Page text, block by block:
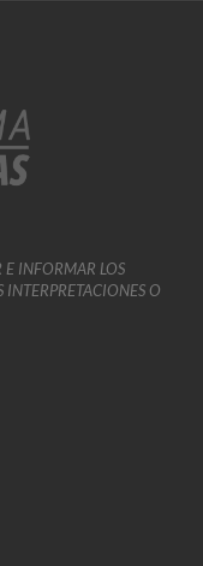
INFORMAR LOS
INTERPRETACIONES O